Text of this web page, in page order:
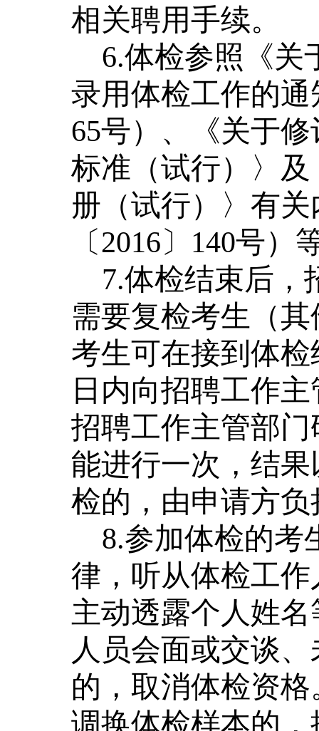
相关聘用手续。
6.体检参照《关
录用体检工作的
65号）、《关于
标准（试行）〉
册（试行）〉有
〔2016〕140号
7.体检结束后，
需要复检考生（
考生可在接到体
日内向招聘工作
招聘工作主管部
能进行一次，结
检的，由申请方
8.参加体检的考
律，听从体检工
主动透露个人姓
人员会面或交谈
的，取消体检资
调换体检样本的